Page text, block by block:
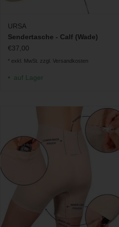
URSA
Sendertasche - Calf (Wade)
€37,00
* exkl. MwSt. zzgl. Versandkosten
auf Lager
Shapewear-Shorts für Frauen mit drei
eingearbeiteten Sendertaschen
ZUM WARENKORB HINZUFÜGEN